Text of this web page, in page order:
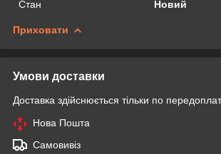
Стан
Новий
Приховати
Умови доставки
Доставка здійснюється тільки по
Нова Пошта
Самовивіз